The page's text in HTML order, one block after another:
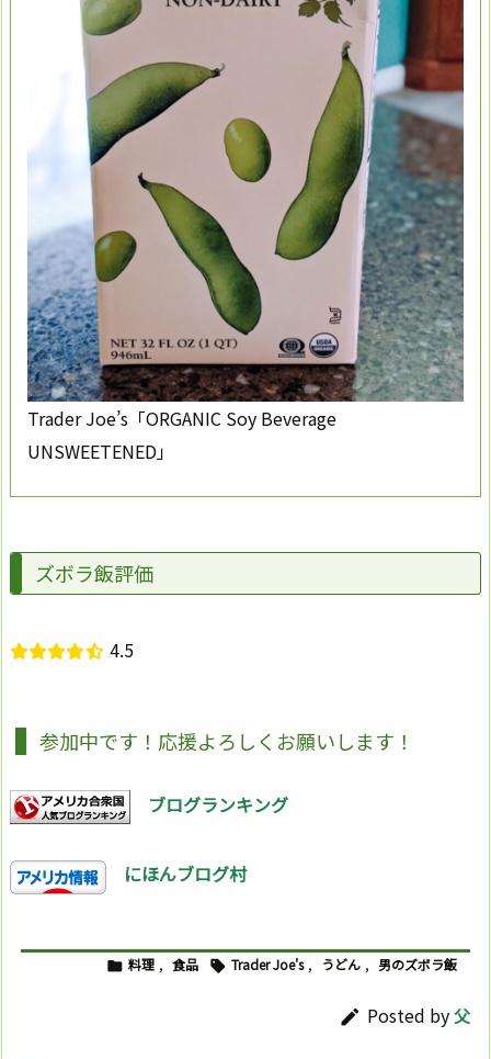
Trader Joe’s「ORGANIC Soy Beverage
UNSWEETENED」
ズボラ飯評価
4.5
参加中です！応援よろしくお願いします！
ブログランキング
にほんブログ村
 料理 , 食品  Trader Joe's , うどん , 男のズボラ飯
 Posted by父